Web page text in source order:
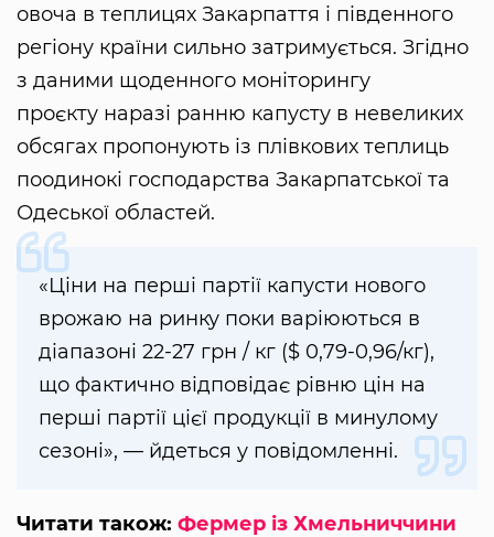
овоча в теплицях Закарпаття і південного
регіону країни сильно затримується. Згідно
з даними щоденного моніторингу
проєкту наразі ранню капусту в невеликих
обсягах пропонують із плівкових теплиць
поодинокі господарства Закарпатської та
Одеської областей.
«Ціни на перші партії капусти нового
врожаю на ринку поки варіюються в
діапазоні 22-27 грн / кг ($ 0,79-0,96/кг),
що фактично відповідає рівню цін на
перші партії цієї продукції в минулому
сезоні», — йдеться у повідомленні.
Читати також: Фермер із Хмельниччини